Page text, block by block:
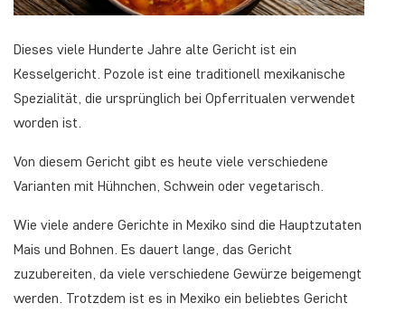
Dieses viele Hunderte Jahre alte Gericht ist ein
Kesselgericht. Pozole ist eine traditionell mexikanische
Spezialität, die ursprünglich bei Opferritualen verwendet
worden ist.
Von diesem Gericht gibt es heute viele verschiedene
Varianten mit Hühnchen, Schwein oder vegetarisch.
Wie viele andere Gerichte in Mexiko sind die Hauptzutaten
Mais und Bohnen. Es dauert lange, das Gericht
zuzubereiten, da viele verschiedene Gewürze beigemengt
werden. Trotzdem ist es in Mexiko ein beliebtes Gericht